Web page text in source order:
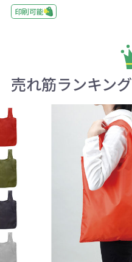
印刷可能
売れ筋ランキング